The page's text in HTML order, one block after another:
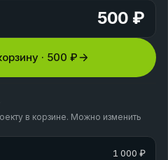
500 ₽
· 500 ₽
в корзине. Можно изменить
1 000 ₽